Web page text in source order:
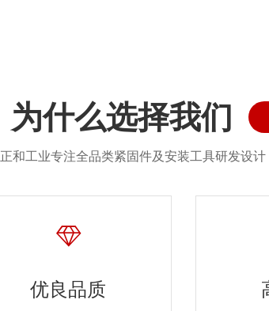
为什么选择我们
正和工业专注全品类紧固件及安装工具研发设
优良品质